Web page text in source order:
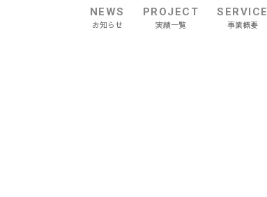
NEWS
お知らせ
PROJECT
実績一覧
SERVICE
事業概要